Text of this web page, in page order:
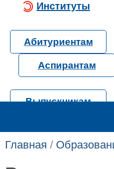
Институты
Абитуриентам
Аспирантам
Выпускникам
Главная /